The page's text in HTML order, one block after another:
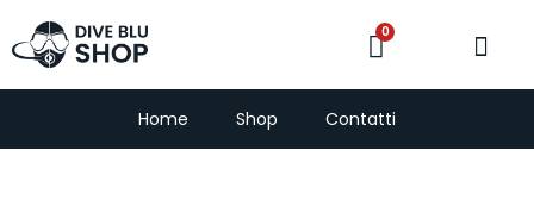
0
Home Shop Contatti